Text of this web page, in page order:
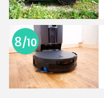
8/10